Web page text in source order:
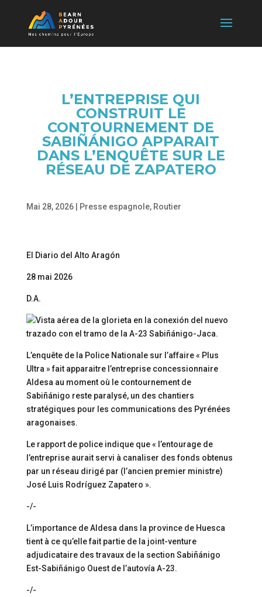
L’ENTREPRISE QUI
CONSTRUIT LE
CONTOURNEMENT DE
SABIÑÁNIGO APPARAIT
DANS L’ENQUÊTE SUR LE
RÉSEAU DE ZAPATERO
Mai 28, 2026| Presse espagnole, Routier
El Diario del Alto Aragón
28 mai 2026
D.A.
L’enquête de la Police Nationale sur l’affaire « Plus
Ultra » fait apparaitre l’entreprise concessionnaire
Aldesa au moment où le contournement de
Sabiñánigo reste paralysé, un des chantiers
stratégiques pour les communications des Pyrénées
aragonaises.
Le rapport de police indique que « l’entourage de
l’entreprise aurait servi à canaliser des fonds obtenus
par un réseau dirigé par (l’ancien premier ministre)
José Luis Rodríguez Zapatero ».
-/-
L’importance de Aldesa dans la province de Huesca
tient à ce qu’elle fait partie de la joint-venture
adjudicataire des travaux de la section Sabiñánigo
Est-Sabiñánigo Ouest de l’autovía A-23.
-/-